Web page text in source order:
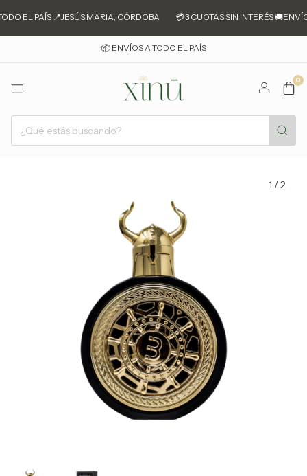
EL PAÍS 📍JESÚS MARIA, CÓRDOBA 💳3 CUOTAS SIN INTERÉS
📦 ENVÍOS A TODO EL PAÍS
0
1 /2